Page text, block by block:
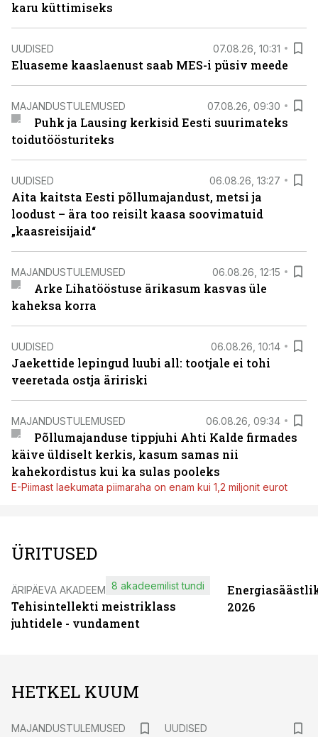
karu küttimiseks
UUDISED 07.08.26, 10:31
Eluaseme kaaslaenust saab MES-i püsiv meede
MAJANDUSTULEMUSED 07.08.26, 09:30
Puhk ja Lausing kerkisid Eesti suurimateks
toidutöösturiteks
UUDISED 06.08.26, 13:27
Aita kaitsta Eesti põllumajandust, metsi ja
loodust – ära too reisilt kaasa soovimatuid
„kaasreisijaid“
MAJANDUSTULEMUSED 06.08.26, 12:15
Arke Lihatööstuse ärikasum kasvas üle
kaheksa korra
UUDISED 06.08.26, 10:14
Jaekettide lepingud luubi all: tootjale ei tohi
veeretada ostja äririski
MAJANDUSTULEMUSED 06.08.26, 09:34
Põllumajanduse tippjuhi Ahti Kalde firmades
käive üldiselt kerkis, kasum samas nii
kahekordistus kui ka sulas pooleks
E-Piimast laekumata piimaraha on enam kui 1,2 miljonit eurot
ÜRITUSED
ÄRIPÄEVA AKADEEMIA
Tehisintellekti meistriklass
juhtidele - vundament
8 akadeemilist tundi
2026
HETKEL KUUM
MAJANDUSTULEMUSED UUDISED